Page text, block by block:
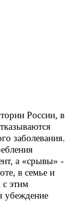
России, в
заболевания.
а «срывы» -
в семье и
этим
убеждение